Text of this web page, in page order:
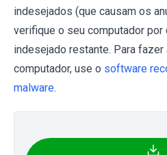
indesejados (que causam os
verifique o seu computador por
indesejado restante. Para
computador, use o software
malware.